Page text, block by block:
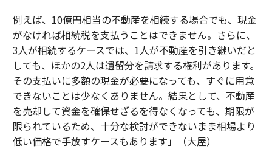
例えば、10億円相当の不動産を相続する場合でも、現金
がなければ相続税を支払うことはできません。さらに、
3人が相続するケースでは、1人が不動産を引き継いだと
しても、ほかの2人は遺留分を請求する権利があります。
その支払いに多額の現金が必要になっても、すぐに用意
できないことは少なくありません。結果として、不動産
を売却して資金を確保せざるを得なくなっても、期限が
限られているため、十分な検討ができないまま相場より
低い価格で手放すケースもあります」（大屋）